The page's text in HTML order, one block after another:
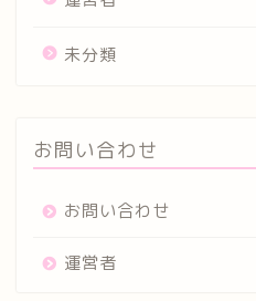
未分類
お問い合わせ
お問い合わせ
運営者